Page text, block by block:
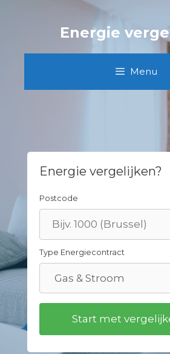
Energie
Menu
Energie vergelijken?
Postcode
Type Energiecontract